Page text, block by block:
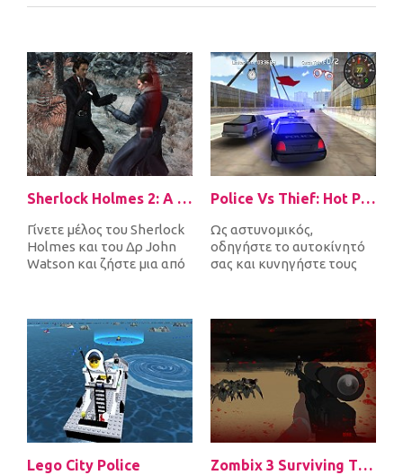
Sherlock Holmes 2: A Game of Shadows Checkmate
Γίνετε μέλος του Sherlock
Holmes και του Δρ John
Watson και ζήστε μια από
Police Vs Thief: Hot Pursuit
Ως αστυνομικός,
οδηγήστε το αυτοκίνητό
σας και κυνηγήστε τους
Lego City Police Zombix 3 Surviving The Desert